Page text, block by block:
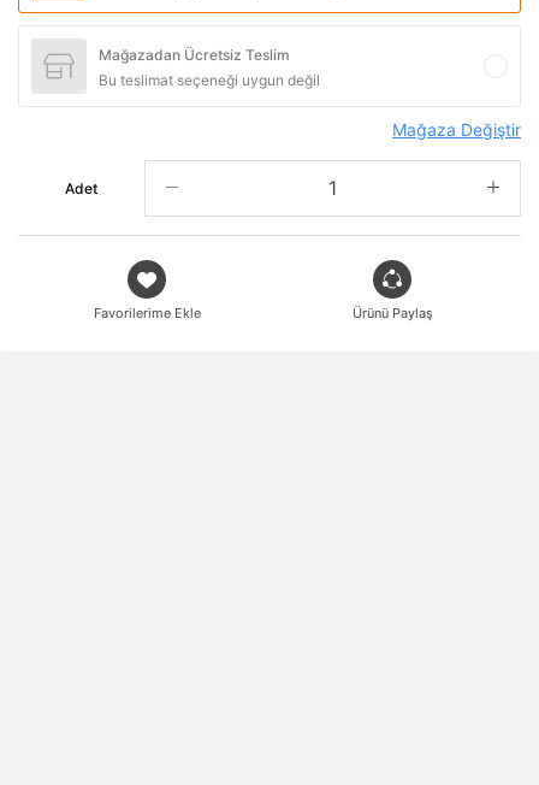
Mağazadan Ücretsiz Teslim
Bu teslimat seçeneği uygun değil
Mağaza Değiştir
Adet
Favorilerime Ekle Ürünü Paylaş